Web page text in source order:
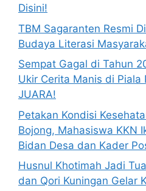
Disini!
TBM Sagaranten Resmi
Budaya Literasi
Sempat Gagal di Tahun
Ukir Cerita Manis di Piala
JUARA!
Petakan Kondisi
Bojong, Mahasiswa KKN
Bidan Desa dan Kader
Husnul Khotimah Jadi
dan Qori Kuningan Gelar